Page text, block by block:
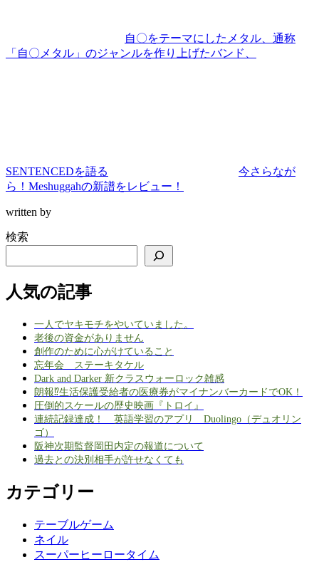
自〇をテーマにしたメタル、通称
「自〇メタル」のジャンルを作り上げたバンド、
SENTENCEDを語る
今さらなが
ら！Meshuggahの新譜をレビュー！
written by
検索
人気の記事
一人でヤキモチをやいていました。
老後の資金がありません
創作のために心がけていること
忘年会 ステーキタケル
Dark and Darker 新クラスウォーロック雑感
朗報⁉生活保護受給者の医療券がマイナンバーカードでOK！
圧倒的スケールの歴史映画『トロイ』
連続記録達成！ 英語学習のアプリ Duolingo（デュオリン
ゴ）
阪神次期監督岡田内定の報道について
過去との決別相手が許せなくても
カテゴリー
テーブルゲーム
ネイル
スーパーヒーロータイム